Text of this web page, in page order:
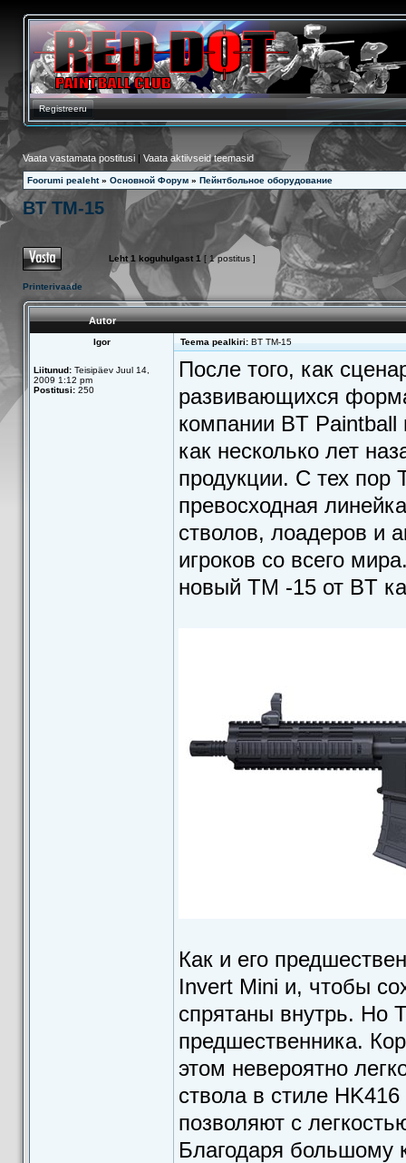
Registreeru
Vaata vastamata postitusi | Vaata aktiivseid teemasid
Foorumi pealeht» Основной Форум » Пейнтбольное оборудование
BT TM-15
Leht1 koguhulgast 1 [ 1 postitus ]
Printerivaade
Autor
Igor Teema pealkiri: BT TM-15
Liitunud: Teisipäev Juul 14,
2009 1:12 pm
Postitusi: 250
После того, как
развивающихся
компании BT Paintball
как несколько лет
продукции. С тех пор
превосходная
стволов, лоадеров и
игроков со всего
новый TM -15 от BT
Как и его
Invert Mini и, чтобы
спрятаны внутрь. Но
предшественника.
этом невероятно
ствола в стиле
позволяют с
Благодаря большому